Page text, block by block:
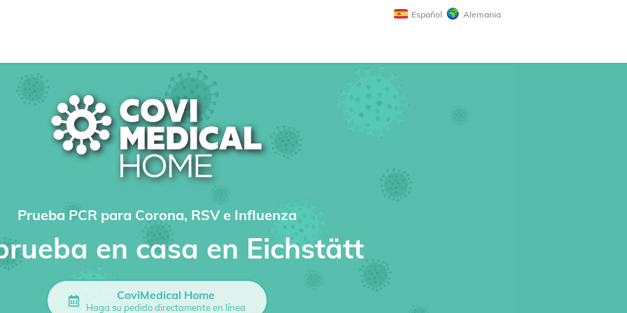
Español Alemania
Prueba PCR para Corona, RSV e Influenza
en casa en Eichstätt
CoviMedical Home
Haga su pedido directamente en línea